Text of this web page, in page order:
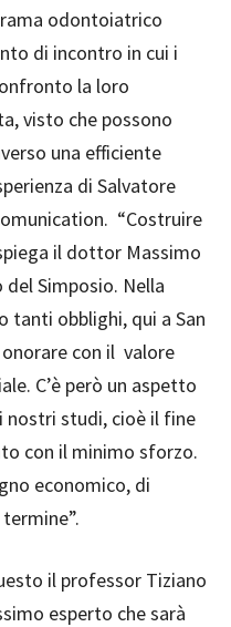
odontoiatrico
di incontro in cui i
la loro
visto che possono
una efficiente
di Salvatore
“Costruire
il dottor Massimo
Simposio. Nella
tanti obblighi, qui a San
con il valore
C’è però un aspetto
nostri studi, cioè il fine
con il minimo sforzo.
economico, di
il professor Tiziano
esperto che sarà